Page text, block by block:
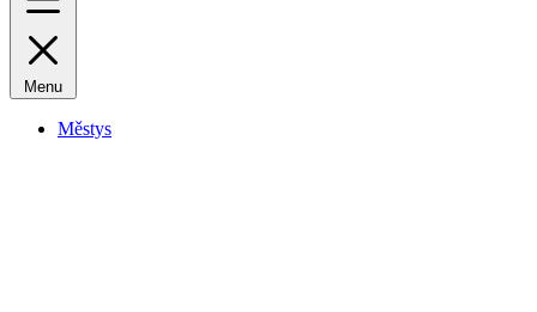
Menu
Městys